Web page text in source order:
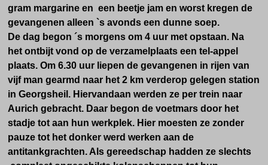
gram margarine en een beetje jam en worst kregen de
gevangenen alleen `s avonds een dunne soep.
De dag begon ´s morgens om 4 uur met opstaan. Na
het ontbijt vond op de verzamelplaats een tel-appel
plaats. Om 6.30 uur liepen de gevangenen in rijen van
vijf man gearmd naar het 2 km verderop gelegen station
in Georgsheil. Hiervandaan werden ze per trein naar
Aurich gebracht. Daar begon de voetmars door het
stadje tot aan hun werkplek. Hier moesten ze zonder
pauze tot het donker werd werken aan de
antitankgrachten. Als gereedschap hadden ze slechts